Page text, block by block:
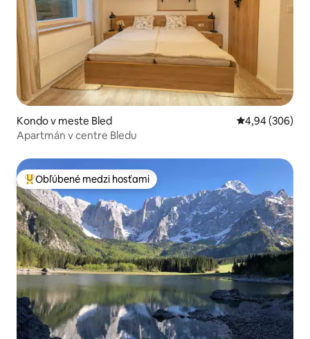
Kondo v meste Bled Priemerné
4,94 (306)
Apartmán v centre Bledu
Najobľúbenejšie medzi hosťami
Obľúbené medzi hosťami